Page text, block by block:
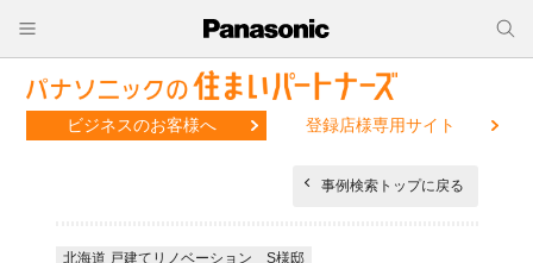
ビジネスのお客様へ 登録店様専用サイト
事例検索トップに戻る
北海道 戸建てリノベーション S様邸